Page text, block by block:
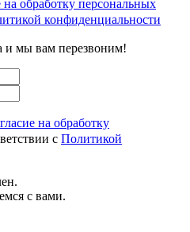
на обработку персональных
конфиденциальности
и мы вам перезвоним!
на обработку
с Политикой
с вами.